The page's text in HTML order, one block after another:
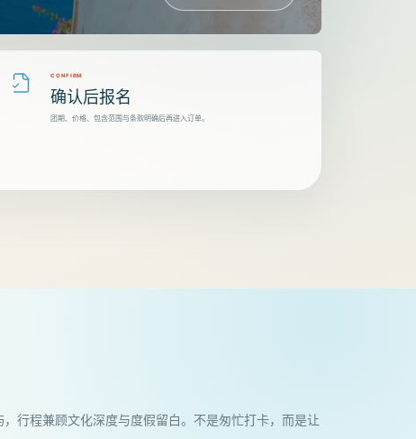
CONFIRM
确认后报名
团期、价格、包含范围与条款明确后再进入订单。
行程兼顾文化深度与度假留白。不是匆忙打卡，而是让